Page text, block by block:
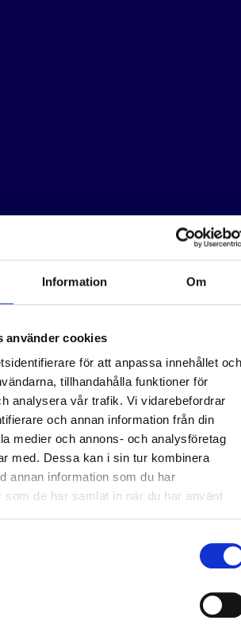
Information Om
använder cookies
för att anpassa innehållet och
tillhandahålla funktioner för
analysera vår trafik. Vi vidarebefordrar
och annan information från din
medier och annons- och analysföretag
med. Dessa kan i sin tur kombinera
annan information som du har
som de har samlat in när du har använt